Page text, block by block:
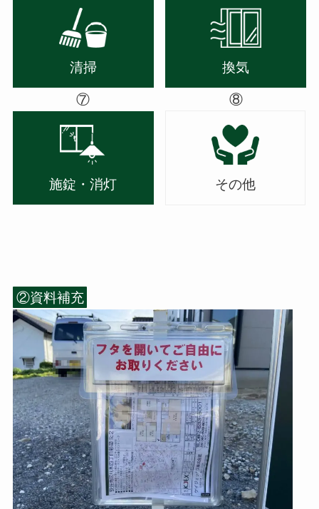
清掃 換気
⑦
施錠・消灯
⑧
その他
②資料補充